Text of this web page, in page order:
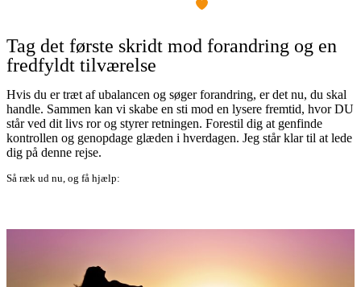
Tag det første skridt mod forandring og en
fredfyldt tilværelse
Hvis du er træt af ubalancen og søger forandring, er det nu, du skal
handle. Sammen kan vi skabe en sti mod en lysere fremtid, hvor DU
står ved dit livs ror og styrer retningen. Forestil dig at genfinde
kontrollen og genopdage glæden i hverdagen. Jeg står klar til at lede
dig på denne rejse.
Så ræk ud nu, og få hjælp: